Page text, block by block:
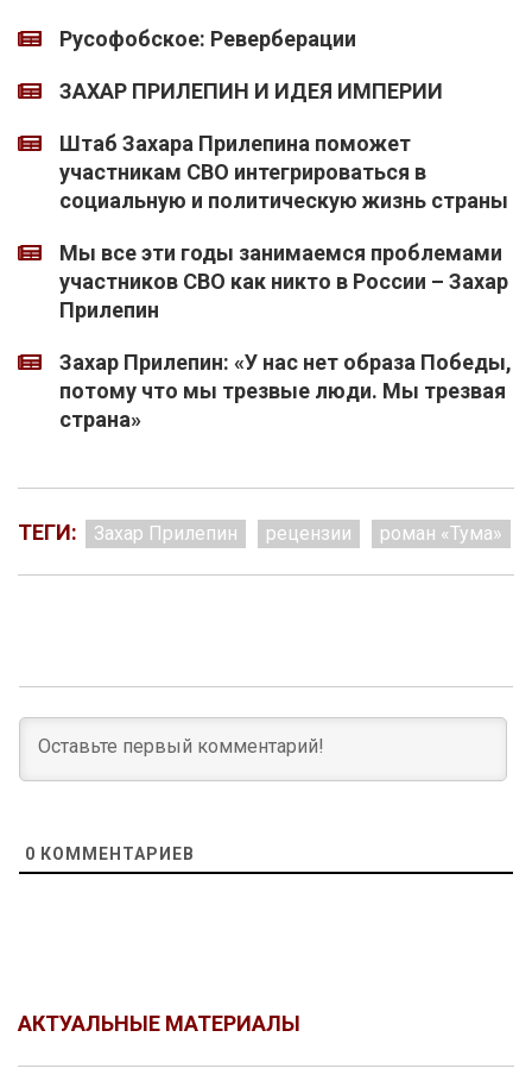
Русофобское: Реверберации
ЗАХАР ПРИЛЕПИН И ИДЕЯ ИМПЕРИИ
Штаб Захара Прилепина поможет
участникам СВО интегрироваться в
социальную и политическую жизнь страны
Мы все эти годы занимаемся проблемами
участников СВО как никто в России – Захар
Прилепин
Захар Прилепин: «У нас нет образа Победы,
потому что мы трезвые люди. Мы трезвая
страна»
ТЕГИ: Захар Прилепин рецензии роман «Тума»
0 КОММЕНТАРИЕВ
АКТУАЛЬНЫЕ МАТЕРИАЛЫ